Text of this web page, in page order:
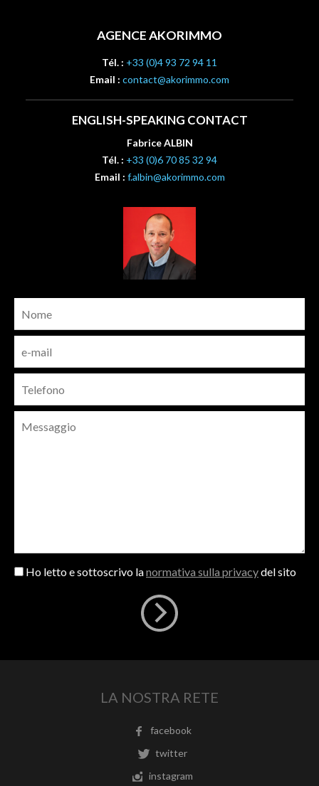
AGENCE AKORIMMO
Tél. : +33 (0)4 93 72 94 11
Email : contact@akorimmo.com
ENGLISH-SPEAKING CONTACT
Fabrice ALBIN
Tél. : +33 (0)6 70 85 32 94
Email : f.albin@akorimmo.com
Ho letto e sottoscrivo lanormativa sulla privacydel sito
LA NOSTRA RETE
facebook
twitter
instagram